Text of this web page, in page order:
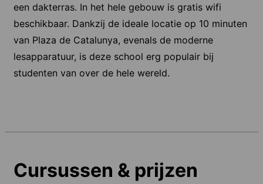
een dakterras. In het hele gebouw is gratis wifi
beschikbaar. Dankzij de ideale locatie op 10 minuten
van Plaza de Catalunya, evenals de moderne
lesapparatuur, is deze school erg populair bij
studenten van over de hele wereld.
Cursussen & prijzen